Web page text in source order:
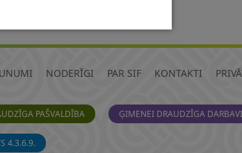
NODERĪGI PAR SIF KONTAKTI
PAŠVALDĪBA ĢIMENEI DRAUDZĪGA
4.3.6.9.